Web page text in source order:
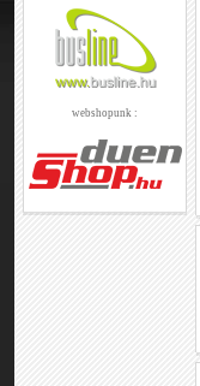
webshopunk :